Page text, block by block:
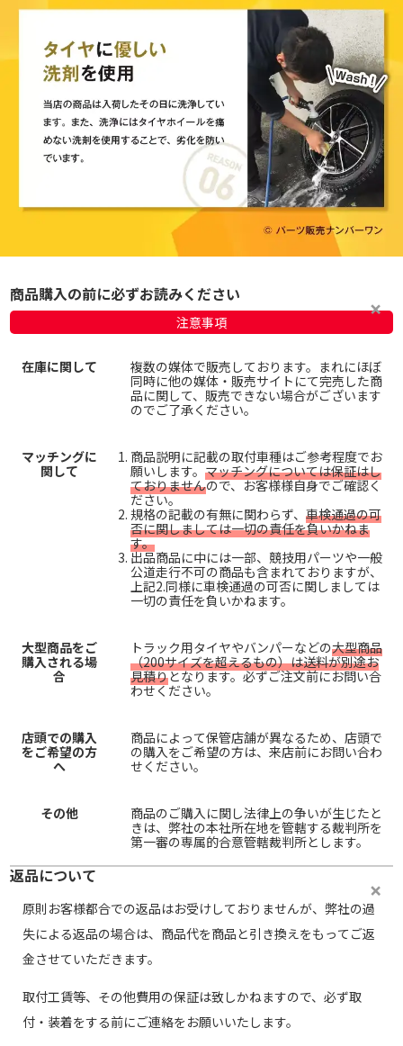
商品購入の前に必ずお読みください
注意事項
在庫に関して
複数の媒体で販売しております。まれにほぼ
同時に他の媒体・販売サイトにて完売した商
品に関して、販売できない場合がございます
のでご了承ください。
マッチングに
関して
商品説明に記載の取付車種はご参考程度でお
願いします。 マッチングについては保証はし
ておりませんので、お客様様自身でご確認く
ださい。
規格の記載の有無に関わらず、 車検通過の可
否に関しましては一切の責任を負いかねま
す。
出品商品に中には一部、競技用パーツや一般
公道走行不可の商品も含まれておりますが、
上記2.同様に車検通過の可否に関しましては
一切の責任を負いかねます。
大型商品をご
購入される場
合
トラック用タイヤやバンパーなどの大型商品
（200サイズを超えるもの）は送料が別途お
見積りとなります。必ずご注文前にお問い合
わせください。
店頭での購入
をご希望の方
へ
商品によって保管店舗が異なるため、店頭で
の購入をご希望の方は、来店前にお問い合わ
せください。
その他
商品のご購入に関し法律上の争いが生じたと
きは、弊社の本社所在地を管轄する裁判所を
第一審の専属的合意管轄裁判所とします。
返品について
原則お客様都合での返品はお受けしておりませんが、弊社の過
失による返品の場合は、商品代を商品と引き換えをもってご返
金させていただきます。
取付工賃等、その他費用の保証は致しかねますので、必ず取
付・装着をする前にご連絡をお願いいたします。